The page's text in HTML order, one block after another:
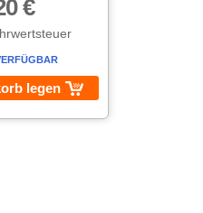
€
legen